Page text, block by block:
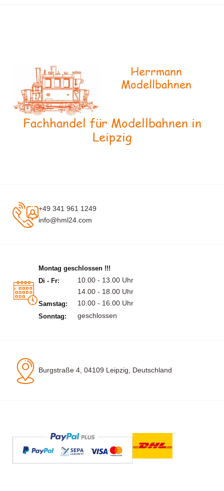
Herrmann
Modellbahnen
Fachhandel für Modellbahnen in
Leipzig
+49 341 961 1249
info@hml24.com
Montag geschlossen !!!
Di - Fr:
10.00 - 13.00 Uhr
14.00 - 18.00 Uhr
Samstag: 10.00 - 16.00 Uhr
Sonntag: geschlossen
Burgstraße 4, 04109 Leipzig, Deutschland